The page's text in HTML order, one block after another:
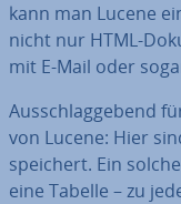
kann man Lucene
nicht nur HTML-
mit E-Mail oder
Aus­schlag­ge­bend
von Lucene: Hier
spei­chert. Ein
eine Tabelle – zu